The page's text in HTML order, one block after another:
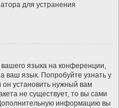
для устранения
языка на конференции,
ваш язык. Попробуйте узнать у
установить нужный вам
не существует, то вы сами
информацию вы